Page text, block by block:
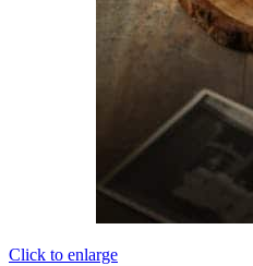
Click to enlarge